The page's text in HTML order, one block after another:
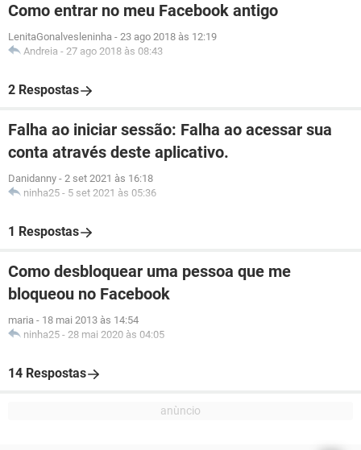
Como entrar no meu Facebook antigo
LenitaGonalvesleninha - 23 ago 2018 às 12:19
Andreia - 27 ago 2018 às 08:43
2 Respostas
Falha ao iniciar sessão: Falha ao acessar sua
conta através deste aplicativo.
Danidanny - 2 set 2021 às 16:18
ninha25 - 5 set 2021 às 05:36
1 Respostas
Como desbloquear uma pessoa que me
bloqueou no Facebook
maria - 18 mai 2013 às 14:54
ninha25 - 28 mai 2020 às 04:05
14 Respostas